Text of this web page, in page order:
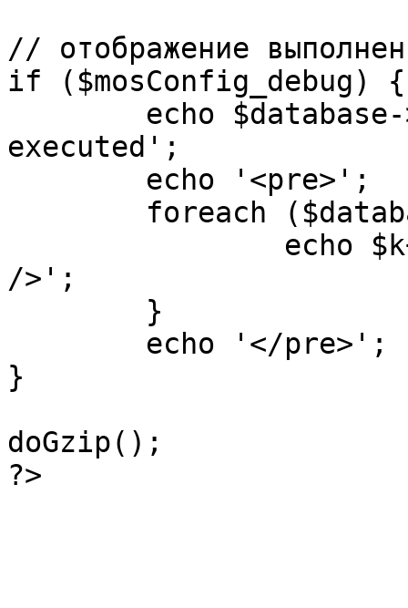
// отображение
if ($mosConfig_debug) {
executed';
/>';
}
doGzip();
?>